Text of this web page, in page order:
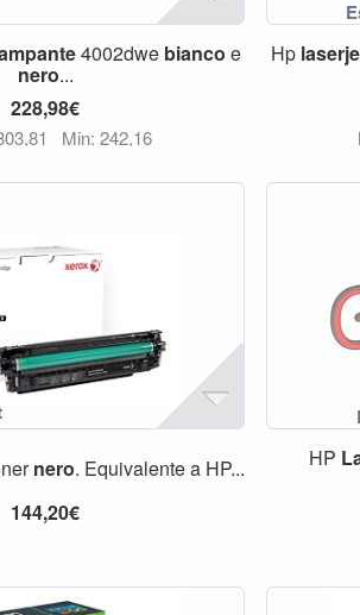
4002dwe bianco e
nero...
228,98€
Min: 242,16
Hp
nero. Equivalente a HP...
144,20€
HP